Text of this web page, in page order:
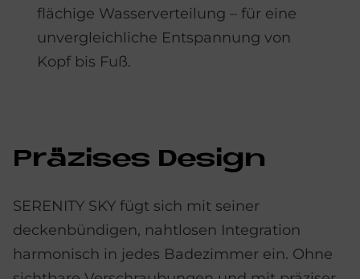
flächige Wasserverteilung – für eine
unvergleichliche Entspannung von
Kopf bis Fuß.
Prä­zi­ses De­sign
SERENITY SKY fügt sich mit seiner
deckenbündigen, nahtlosen Integration
harmonisch in jedes Badezimmer ein. Ohne